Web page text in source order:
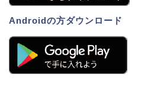
Androidの方ダウンロード